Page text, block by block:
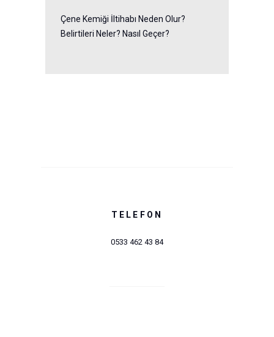
Çene Kemiği İltihabı Neden Olur?
Belirtileri Neler? Nasıl Geçer?
TELEFON
0533 462 43 84